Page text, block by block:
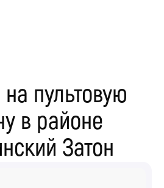
пультовую
в районе
Затон